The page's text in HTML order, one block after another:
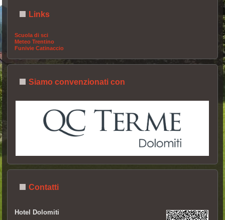
Links
Scuola di sci
Meteo Trentino
Funivie Catinaccio
Siamo convenzionati con
Contatti
Hotel Dolomiti